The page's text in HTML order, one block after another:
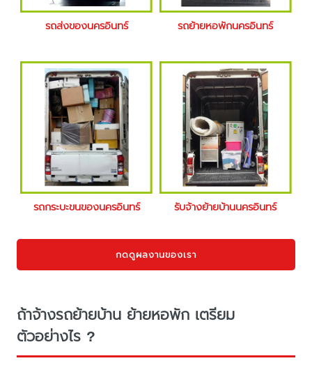
รถส่งของนครอินทร์ รถย้ายหอพักนครอินทร์
รถกระบะขนของนครอินทร์ รับจ้างย้ายบ้านนครอินทร์
กดดูผลงานของเรา
ถ้าจ้างรถย้ายบ้าน ย้ายหอพัก เตรียม
ตัวอย่างไร ?